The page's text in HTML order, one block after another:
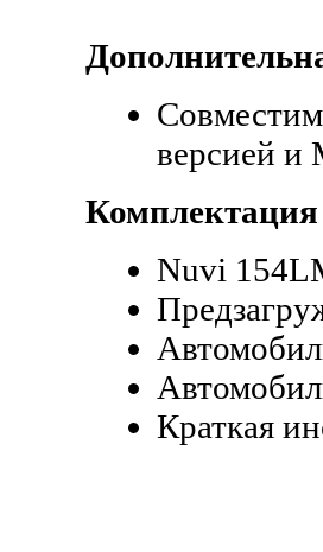
версией и
Комплектация
Nuvi
Краткая